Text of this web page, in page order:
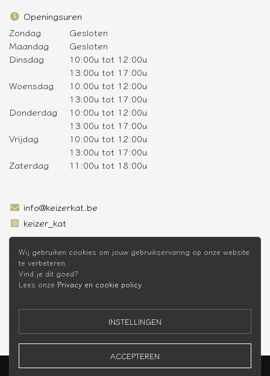
Openingsuren
Zondag
Gesloten
Maandag
Gesloten
Dinsdag
10:00u tot 12:00u
13:00u tot 17:00u
Woensdag
10:00u tot 12:00u
13:00u tot 17:00u
Donderdag
10:00u tot 12:00u
13:00u tot 17:00u
Vrijdag
10:00u tot 12:00u
13:00u tot 17:00u
Zaterdag
11:00u tot 18:00u
info@keizerkat.be
keizer_kat
SCHRIJF JE IN OP DE NIEUWSBRIEF
* Niet cumuleerbaar met andere kortingen
Keizer Kat Webshop © 2026 -Privacy Policy-Voorwaarden
Wij gebruiken cookies om jouw gebruikservaring op onze website
te verbeteren.
Vind je dit goed?
Lees onze Privacy en cookie policy.
INSTELLINGEN
ACCEPTEREN